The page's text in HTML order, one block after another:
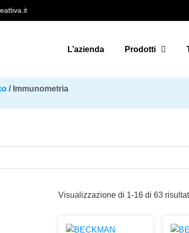
L’azienda Prodotti
/ Immunometria
Visualizzazione di 1-16 di 63